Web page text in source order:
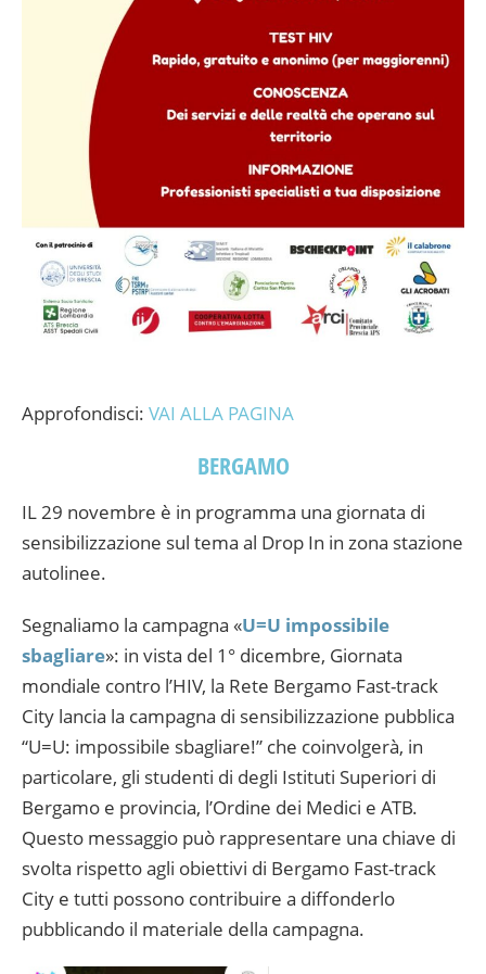
Approfondisci: VAI ALLA PAGINA
BERGAMO
IL 29 novembre è in programma una giornata di
sensibilizzazione sul tema al Drop In in zona stazione
autolinee.
Segnaliamo la campagna «U=U impossibile
sbagliare»: in vista del 1° dicembre, Giornata
mondiale contro l’HIV, la Rete Bergamo Fast-track
City lancia la campagna di sensibilizzazione pubblica
“U=U: impossibile sbagliare!” che coinvolgerà, in
particolare, gli studenti di degli Istituti Superiori di
Bergamo e provincia, l’Ordine dei Medici e ATB.
Questo messaggio può rappresentare una chiave di
svolta rispetto agli obiettivi di Bergamo Fast-track
City e tutti possono contribuire a diffonderlo
pubblicando il materiale della campagna.